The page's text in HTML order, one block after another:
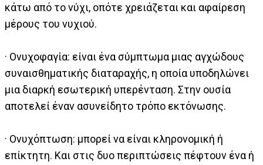
κάτω από το νύχι, οπότε χρειάζεται και αφαίρεση
μέρους του νυχιού.
· Ονυχοφαγία: είναι ένα σύμπτωμα μιας αγχώδους
συναισθηματικής διαταραχής, η οποία υποδηλώνει
µια διαρκή εσωτερική υπερένταση. Στην ουσία
αποτελεί έναν ασυνείδητο τρόπο εκτόνωσης.
· Ονυχόπτωση: μπορεί να είναι κληρονομική ή
επίκτητη. Και στις δυο περιπτώσεις πέφτουν ένα ή